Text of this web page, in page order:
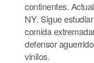
continentes.
NY. Sigue
comida
defensor
vinilos.